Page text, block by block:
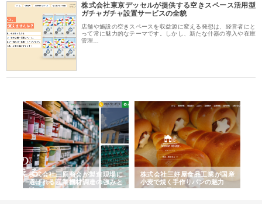
株式会社東京デッセルが提供する空きスペース活用型
ガチャガチャ設置サービスの全貌
店舗や施設の空きスペースを収益源に変える発想は、経営者にと
って常に魅力的なテーマです。しかし、新たな什器の導入や在庫
管理…
株式会社三原商会が製造現場に
選ばれる産業機材調達の強みと
は
株式会社三好屋食品工業が国産
小麦で焼く手作りパンの魅力